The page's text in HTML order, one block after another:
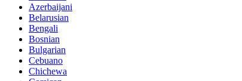
Azerbaijani
Belarusian
Bengali
Bosnian
Bulgarian
Cebuano
Chichewa